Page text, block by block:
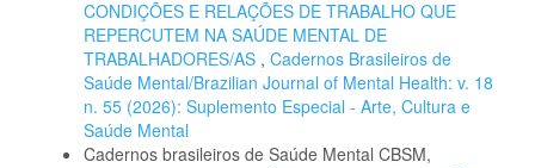
CONDIÇÕES E RELAÇÕES DE TRABALHO QUE
REPERCUTEM NA SAÚDE MENTAL DE
TRABALHADORES/AS , Cadernos Brasileiros de
Saúde Mental/Brazilian Journal of Mental Health: v. 18
n. 55 (2026): Suplemento Especial - Arte, Cultura e
Saúde Mental
Cadernos brasileiros de Saúde Mental CBSM,